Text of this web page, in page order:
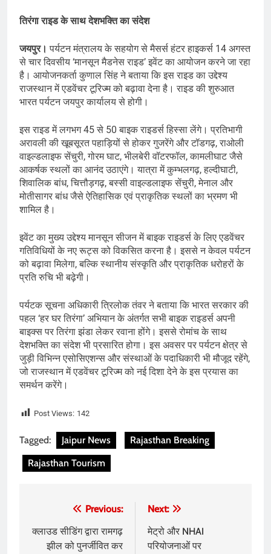
तिरंगा राइड के साथ देशभक्ति का संदेश
जयपुर।पर्यटन मंत्रालय के सहयोग से मैसर्स हंटर हाइकर्स 14 अगस्त
से चार दिवसीय ‘मानसून मैडनेस राइड’ इवेंट का आयोजन करने जा रहा
है। आयोजनकर्ता कुणाल सिंह ने बताया कि इस राइड का उद्देश्य
राजस्थान में एडवेंचर टूरिज्म को बढ़ावा देना है। राइड की शुरुआत
भारत पर्यटन जयपुर कार्यालय से होगी।
इस राइड में लगभग 45 से 50 बाइक राइडर्स हिस्सा लेंगे। प्रतिभागी
अरावली की खूबसूरत पहाड़ियों से होकर गुजरेंगे और टॉडगढ़, राओली
वाइल्डलाइफ सेंचुरी, गोरम घाट, भीलबेरी वॉटरफॉल, कामलीघाट जैसे
आकर्षक स्थलों का आनंद उठाएंगे। यात्रा में कुम्भलगढ़, हल्दीघाटी,
शिवालिक बांध, चित्तौड़गढ़, बस्सी वाइल्डलाइफ सेंचुरी, मेनाल और
मोतीसागर बांध जैसे ऐतिहासिक एवं प्राकृतिक स्थलों का भ्रमण भी
शामिल है।
इवेंट का मुख्य उद्देश्य मानसून सीजन में बाइक राइडर्स के लिए एडवेंचर
गतिविधियों के नए रूट्स को विकसित करना है। इससे न केवल पर्यटन
को बढ़ावा मिलेगा, बल्कि स्थानीय संस्कृति और प्राकृतिक धरोहरों के
प्रति रुचि भी बढ़ेगी।
पर्यटक सूचना अधिकारी त्रिलोक तंवर ने बताया कि भारत सरकार की
पहल ‘हर घर तिरंगा’ अभियान के अंतर्गत सभी बाइक राइडर्स अपनी
बाइक्स पर तिरंगा झंडा लेकर रवाना होंगे। इससे रोमांच के साथ
देशभक्ति का संदेश भी प्रसारित होगा। इस अवसर पर पर्यटन क्षेत्र से
जुड़ी विभिन्न एसोसिएशन्स और संस्थाओं के पदाधिकारी भी मौजूद रहेंगे,
जो राजस्थान में एडवेंचर टूरिज्म को नई दिशा देने के इस प्रयास का
समर्थन करेंगे।
Post Views: 142
Tagged: Jaipur News
Rajasthan Breaking
Rajasthan Tourism
navigation
Previous:
क्लाउड सीडिंग द्वारा रामगढ़
झील को पुनर्जीवित कर
Next:
मेट्रो और NHAI
परियोजनाओं पर